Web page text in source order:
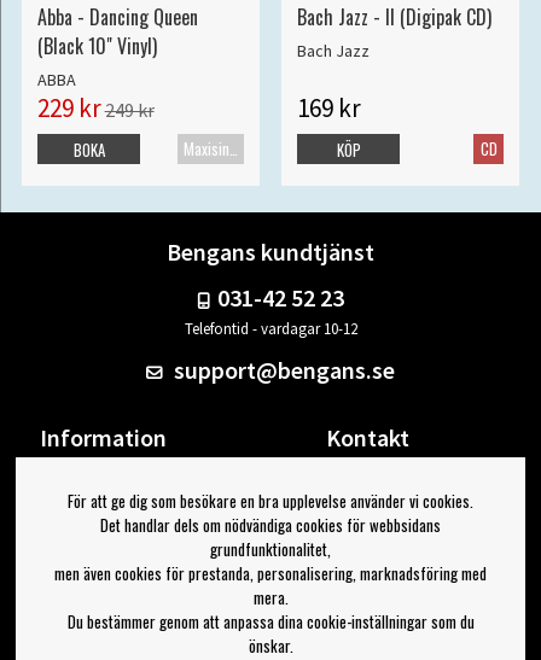
Abba - Dancing Queen
(Black 10" Vinyl)
ABBA
229 kr249 kr
Maxisingel
BOKA
Bach Jazz - II (Digipak CD)
Bach Jazz
169 kr
CD
KÖP
Bengans kundtjänst
031-42 52 23
Telefontid - vardagar 10-12
support@bengans.se
Information
Om Bengans
FAQ / Köp- & Leveransvillkor
Kontakt
Din sida
Logga ut
Jag vill ha tips från Bengans
För att ge dig som besökare en bra upplevelse använder vi cookies.
Det handlar dels om nödvändiga cookies för webbsidans
grundfunktionalitet,
men även cookies för prestanda, personalisering, marknadsföring med
mera.
Du bestämmer genom att anpassa dina cookie-inställningar som du
önskar.